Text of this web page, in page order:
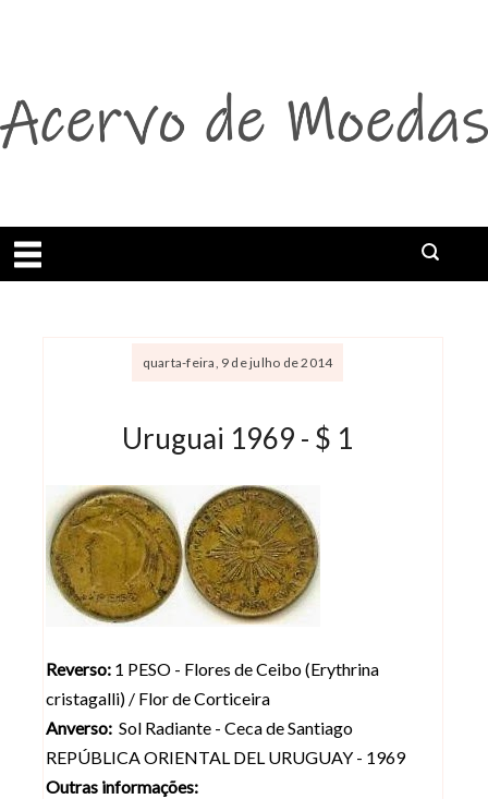
Abrir menu
Buscar
quarta-feira, 9 de julho de 2014
Uruguai 1969 - $ 1
Reverso: 1 PESO - Flores de Ceibo (Erythrina
cristagalli) / Flor de Corticeira
Anverso: Sol Radiante - Ceca de Santiago
REPÚBLICA ORIENTAL DEL URUGUAY - 1969
Outras informações: